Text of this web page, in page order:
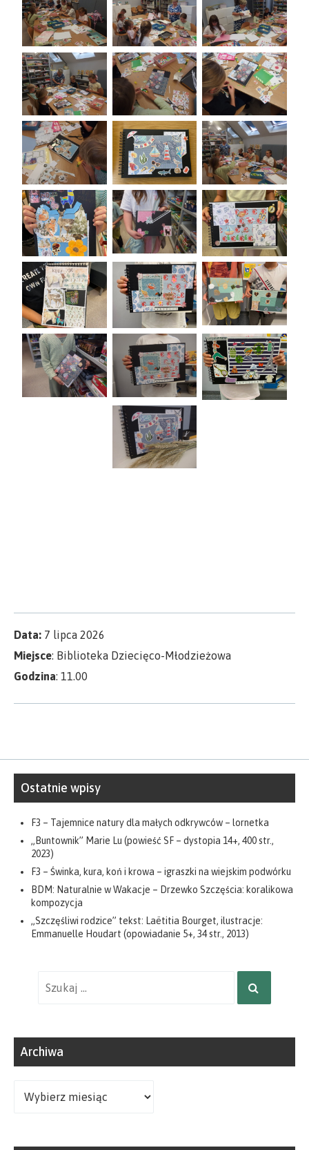
Data: 7 lipca 2026
Miejsce: Biblioteka Dziecięco-Młodzieżowa
Godzina: 11.00
Ostatnie wpisy
F3 – Tajemnice natury dla małych odkrywców – lornetka
„Buntownik” Marie Lu (powieść SF – dystopia 14+, 400 str.,
2023)
F3 – Świnka, kura, koń i krowa – igraszki na wiejskim podwórku
BDM: Naturalnie w Wakacje – Drzewko Szczęścia: koralikowa
kompozycja
„Szczęśliwi rodzice” tekst: Laëtitia Bourget, ilustracje:
Emmanuelle Houdart (opowiadanie 5+, 34 str., 2013)
SZUKAJ
Archiwa